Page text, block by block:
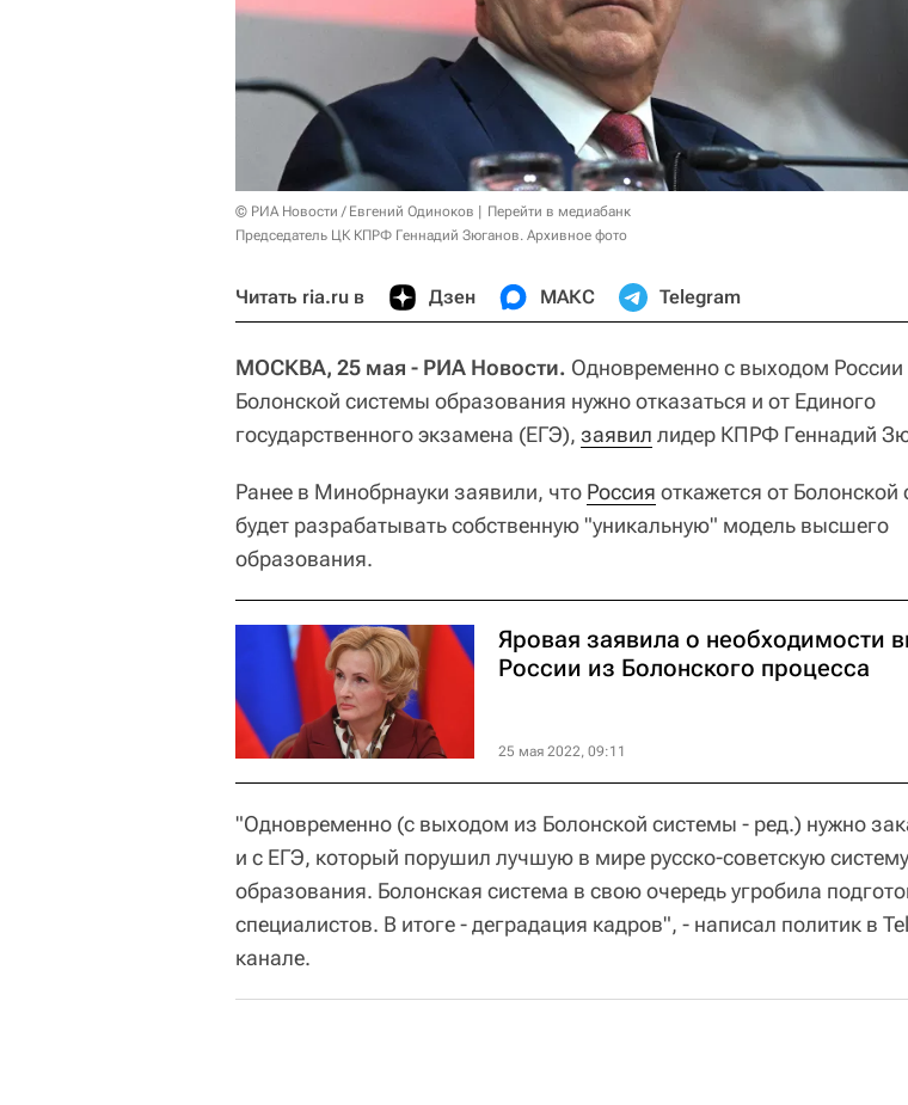
© РИА Новости / Евгений Одиноков
Перейти в медиабанк
Председатель ЦК КПРФ Геннадий Зюганов. Архивное фото
Читать ria.ru в Дзен МАКС Telegram
МОСКВА, 25 мая - РИА Новости. Одновременно с выходом России
Болонской системы образования нужно отказаться и от Единого
государственного экзамена (ЕГЭ), заявил лидер КПРФ Геннадий
Ранее в Минобрнауки заявили, что Россия откажется от Болонской
будет разрабатывать собственную "уникальную" модель высшего
образования.
Яровая заявила о необходимости
России из Болонского процесса
25 мая 2022, 09:11
"Одновременно (с выходом из Болонской системы - ред.) нужно
и с ЕГЭ, который порушил лучшую в мире русско-советскую систему
образования. Болонская система в свою очередь угробила
специалистов. В итоге - деградация кадров", - написал политик в
канале.